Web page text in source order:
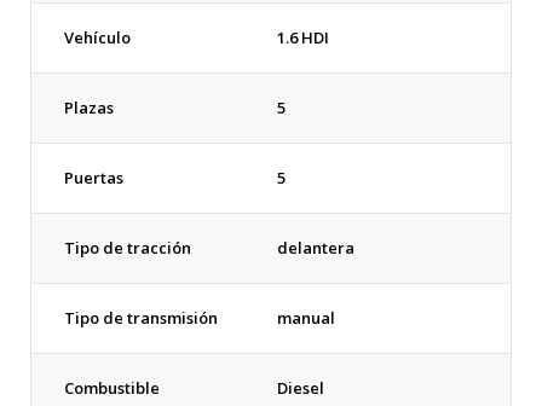
Vehículo 1.6 HDI
Plazas 5
Puertas 5
Tipo de tracción delantera
Tipo de transmisión manual
Combustible Diesel